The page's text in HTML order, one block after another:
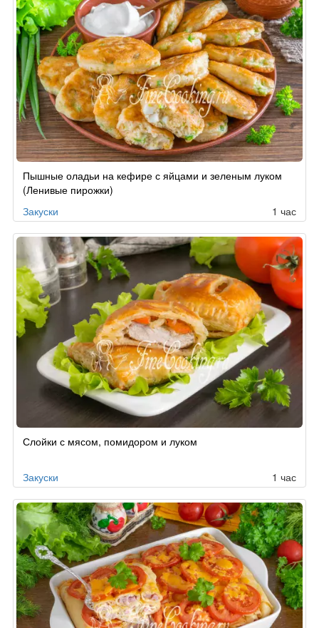
Пышные оладьи на кефире с яйцами и зеленым луком
(Ленивые пирожки)
Закуски
1 час
Слойки с мясом, помидором и луком
Закуски 1 час